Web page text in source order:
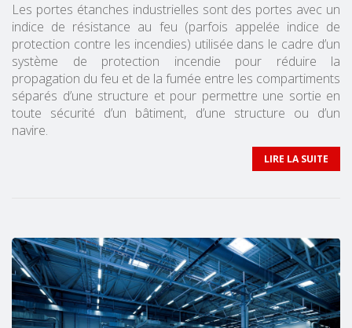
Les portes étanches industrielles sont des portes avec un
indice de résistance au feu (parfois appelée indice de
protection contre les incendies) utilisée dans le cadre d’un
système de protection incendie pour réduire la
propagation du feu et de la fumée entre les compartiments
séparés d’une structure et pour permettre une sortie en
toute sécurité d’un bâtiment, d’une structure ou d’un
navire.
LIRE LA SUITE